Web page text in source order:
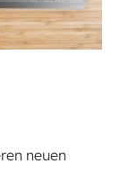
neuen